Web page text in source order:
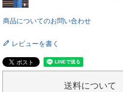
商品についてのお問い合わせ
レビューを書く
送料について